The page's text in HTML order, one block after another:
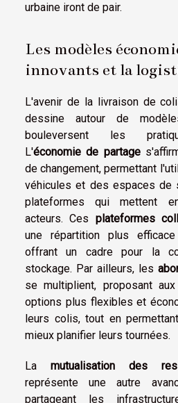
urbaine iront de pair.
Les modèles
innovants et la
L'avenir de la livraison de
dessine autour de
bouleversent les
L'économie de partage
de changement, permettant
véhicules et des espaces de
plateformes qui mettent
acteurs. Ces plateformes
une répartition plus
offrant un cadre pour la
stockage. Par ailleurs, les
se multiplient, proposant
options plus flexibles et
leurs colis, tout en
mieux planifier leurs tournées.
La mutualisation des
représente une autre
partageant les